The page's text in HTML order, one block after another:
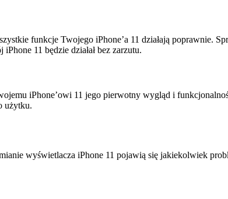
funkcje Twojego iPhone’a 11 działają poprawnie.
11 będzie działał bez zarzutu.
iPhone’owi 11 jego pierwotny wygląd i
użytku.
wyświetlacza iPhone 11 pojawią się jakiekolwiek